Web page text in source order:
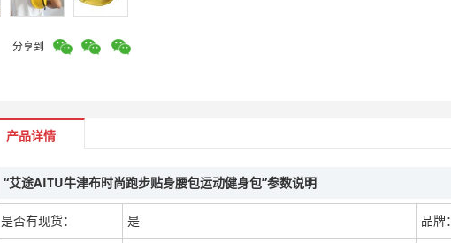
分享到
产品详情
“艾途AITU牛津布时尚跑步贴身腰包运动健身包”参数说明
是否有现货： 是 品牌：